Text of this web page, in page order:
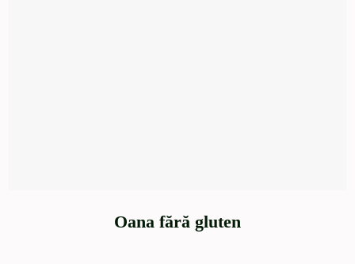
Oana fără gluten